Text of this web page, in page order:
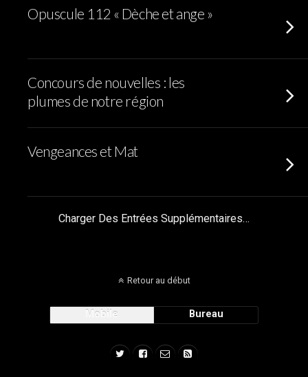
Opuscule 112 « Dèche et ange »
Concours de nouvelles : les
plumes de notre région
Vengeances et Mat
Charger Des Entrées Supplémentaires…
Retour au début
Mobile Bureau